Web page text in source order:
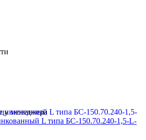
у менеджера
L типа БС-150.70.240-1,5-L-